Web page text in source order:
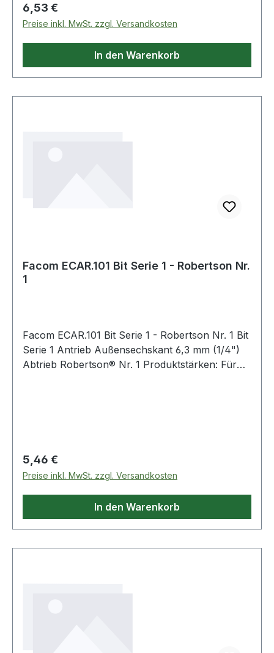
Regulärer Preis:
6,53 €
Preise inkl. MwSt. zzgl. Versandkosten
In den Warenkorb
Facom ECAR.101 Bit Serie 1 - Robertson Nr.
1
Facom ECAR.101 Bit Serie 1 - Robertson Nr. 1 Bit
Serie 1 Antrieb Außensechskant 6,3 mm (1/4")
Abtrieb Robertson® Nr. 1 Produktstärken: Für
Regulärer Preis:
5,46 €
Preise inkl. MwSt. zzgl. Versandkosten
In den Warenkorb